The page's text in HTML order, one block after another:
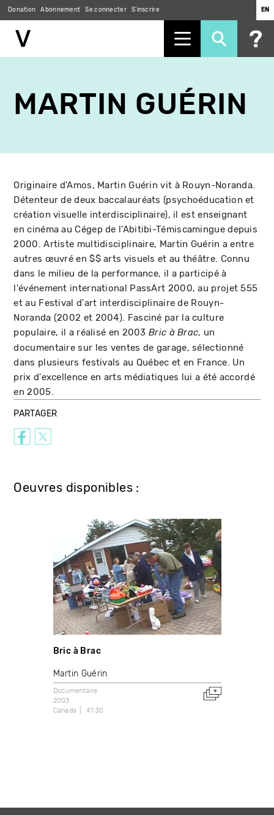
contenu
principal
Donation Abonnement Se connecter S'inscrire EN
MARTIN GUÉRIN
Originaire d'Amos, Martin Guérin vit à Rouyn-Noranda.
Détenteur de deux baccalauréats (psychoéducation et
création visuelle interdisciplinaire), il est enseignant
en cinéma au Cégep de l'Abitibi-Témiscamingue depuis
2000. Artiste multidisciplinaire, Martin Guérin a entre
autres œuvré en $$ arts visuels et au théâtre. Connu
dans le milieu de la performance, il a participé à
l'événement international PassArt 2000, au projet 555
et au Festival d'art interdisciplinaire de Rouyn-
Noranda (2002 et 2004). Fasciné par la culture
populaire, il a réalisé en 2003Bric à Brac, un
documentaire sur les ventes de garage, sélectionné
dans plusieurs festivals au Québec et en France. Un
prix d'excellence en arts médiatiques lui a été accordé
en 2005.
PARTAGER
Oeuvres disponibles :
Bric à Brac
Martin Guérin
Documentaire
2003
Canada
41:30